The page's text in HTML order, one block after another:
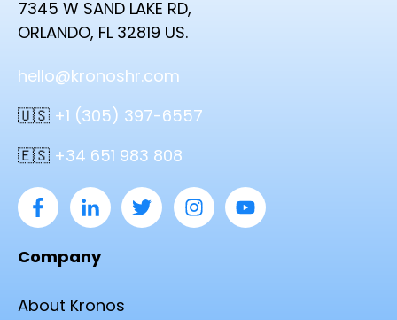
7345 W SAND LAKE RD,
ORLANDO, FL 32819 US.
hello@kronoshr.com
🇺🇸 +1 (305) 397-6557
🇪🇸 +34 651 983 808
Company
About Kronos